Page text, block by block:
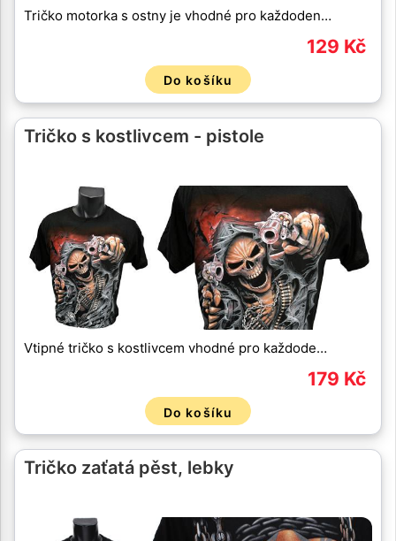
Tričko motorka s ostny je vhodné pro každoden…
129 Kč
Do košíku
Tričko s kostlivcem - pistole
Vtipné tričko s kostlivcem vhodné pro každode…
179 Kč
Do košíku
Tričko zaťatá pěst, lebky